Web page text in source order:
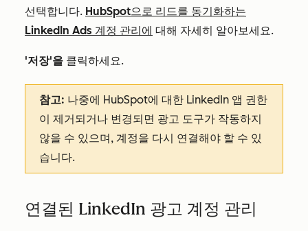
선택합니다. HubSpot으로 리드를 동기화하는
LinkedIn Ads 계정 관리에 대해 자세히 알아보세요.
'저장'을 클릭하세요.
참고: 나중에 HubSpot에 대한 LinkedIn 앱 권한
이 제거되거나 변경되면 광고 도구가 작동하지
않을 수 있으며, 계정을 다시 연결해야 할 수 있
습니다.
연결된 LinkedIn 광고 계정 관리